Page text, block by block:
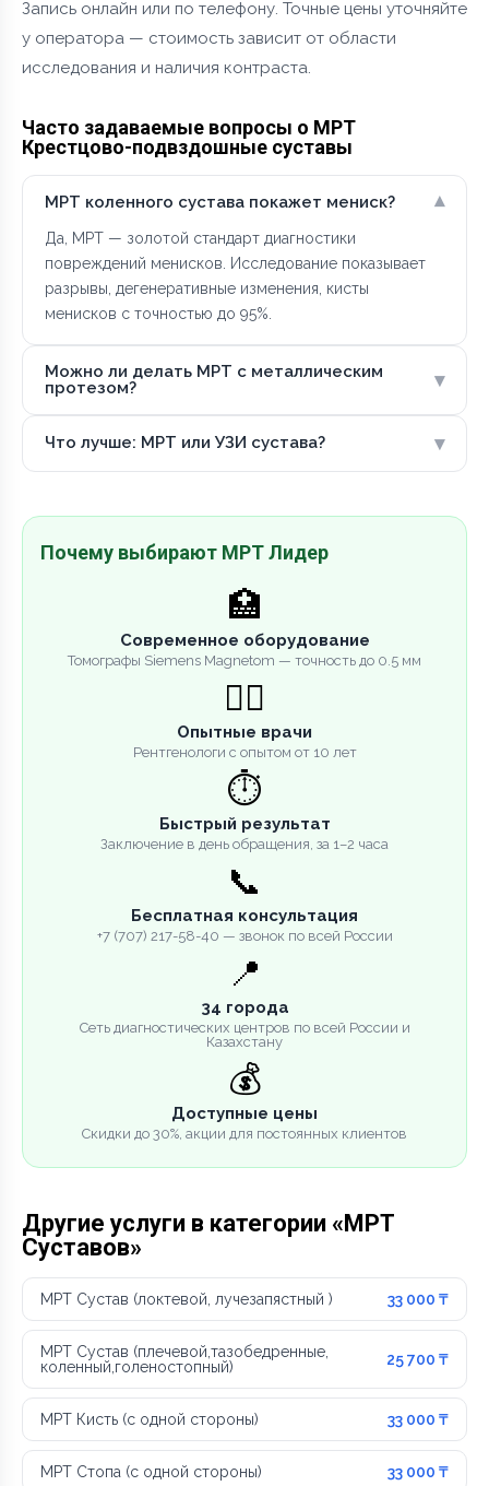
Запись онлайн или по телефону. Точные цены уточняйте
у оператора — стоимость зависит от области
исследования и наличия контраста.
Часто задаваемые вопросы о МРТ
Крестцово-подвздошные суставы
МРТ коленного сустава покажет мениск? ▾
Да, МРТ — золотой стандарт диагностики
повреждений менисков. Исследование показывает
разрывы, дегенеративные изменения, кисты
менисков с точностью до 95%.
Можно ли делать МРТ с металлическим
протезом?
▾
Что лучше: МРТ или УЗИ сустава? ▾
Почему выбирают МРТ Лидер
🏥
Современное оборудование
Томографы Siemens Magnetom — точность до 0.5 мм
👨‍⚕️
Опытные врачи
Рентгенологи с опытом от 10 лет
⏱️
Быстрый результат
Заключение в день обращения, за 1–2 часа
📞
Бесплатная консультация
+7 (707) 217-58-40 — звонок по всей России
📍
34 города
Сеть диагностических центров по всей России и
Казахстану
💰
Доступные цены
Скидки до 30%, акции для постоянных клиентов
Другие услуги в категории «МРТ
Суставов»
МРТ Сустав (локтевой, лучезапястный ) 33 000 ₸
МРТ Сустав (плечевой,тазобедренные,
коленный,голеностопный)
25 700 ₸
МРТ Кисть (с одной стороны) 33 000 ₸
МРТ Стопа (с одной стороны) 33 000 ₸